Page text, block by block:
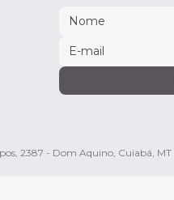
2387 - Dom Aquino, Cuiabá, MT